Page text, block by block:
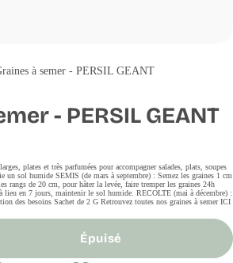
à semer - PERSIL GEANT
- PERSIL GEANT
plates et très parfumées pour accompagner salades, plats, soupes
un sol humide SEMIS (de mars à septembre) : Semez les graines 1 cm
rangs de 20 cm, pour hâter la levée, faire tremper les graines 24h
lieu en 7 jours, maintenir le sol humide. RECOLTE (mai à décembre) :
des besoins Sachet de 2 G Retrouvez toutes nos graines à semer ICI
Épuisé